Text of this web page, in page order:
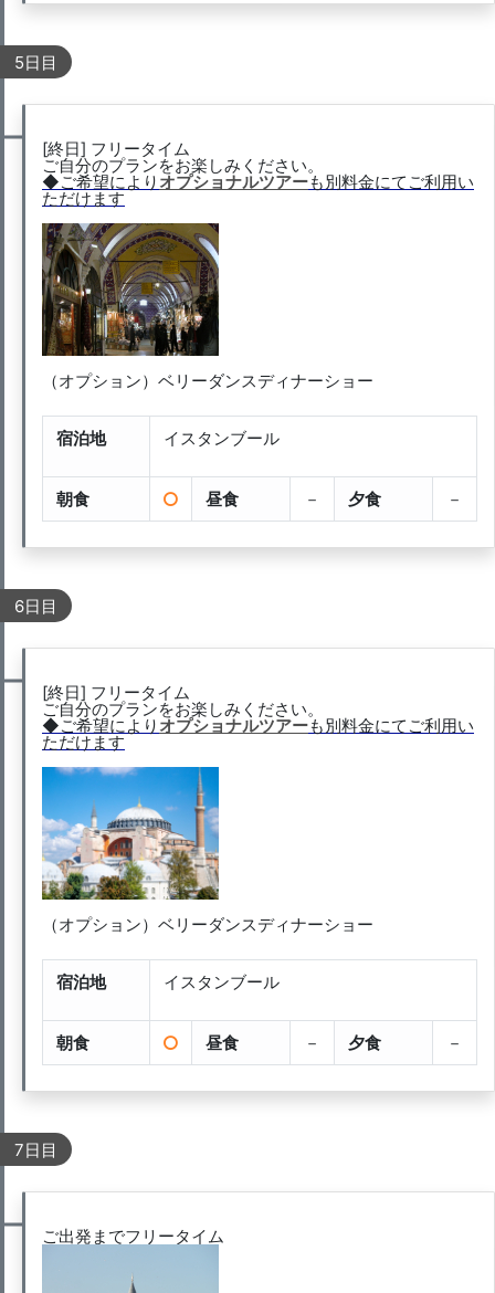
5日目
[終日] フリータイム
ご自分のプランをお楽しみください。
◆ご希望により オプショナルツアーも別料金にてご利用い
ただけます
（オプション）ベリーダンスディナーショー
宿泊地 イスタンブール
朝食 昼食 － 夕食 －
6日目
[終日] フリータイム
ご自分のプランをお楽しみください。
◆ご希望により オプショナルツアーも別料金にてご利用い
ただけます
（オプション）ベリーダンスディナーショー
宿泊地 イスタンブール
朝食 昼食 － 夕食 －
7日目
ご出発までフリータイム